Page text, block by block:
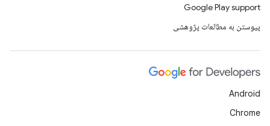
Google Play support
پیوستن به مطالعات پژوهشی
Android
Chrome